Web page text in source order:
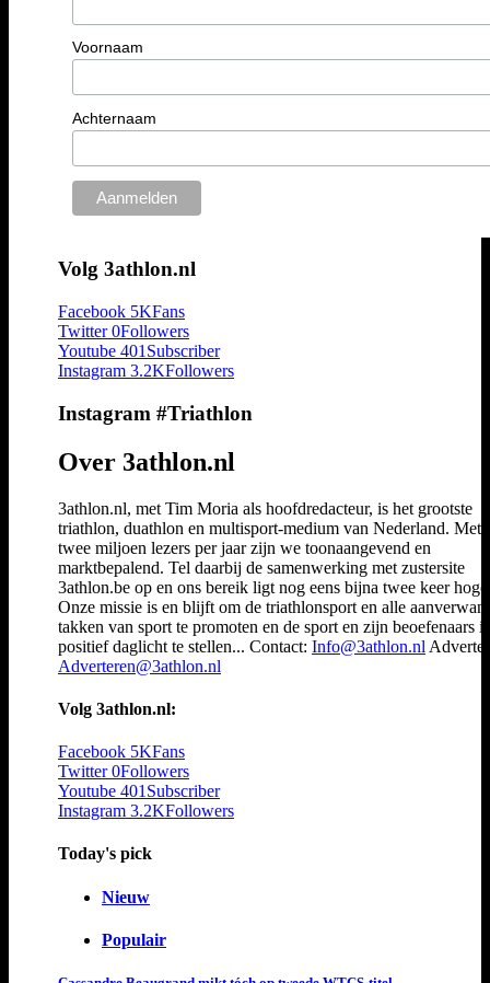
Voornaam
Achternaam
Volg 3athlon.nl
Facebook 5KFans
Twitter 0Followers
Youtube 401 Subscriber
Instagram 3.2KFollowers
Instagram #Triathlon
Over 3athlon.nl
3athlon.nl, met Tim Moria als hoofdredacteur, is het grootste
triathlon, duathlon en multisport-medium van Nederland. Met
twee miljoen lezers per jaar zijn we toonaangevend en
marktbepalend. Tel daarbij de samenwerking met zustersite
3athlon.be op en ons bereik ligt nog eens bijna twee keer
Onze missie is en blijft om de triathlonsport en alle
takken van sport te promoten en de sport en zijn beoefenaars
positief daglicht te stellen... Contact: Info@3athlon.nl
Adverteren@3athlon.nl
Volg 3athlon.nl:
Facebook 5KFans
Twitter 0Followers
Youtube 401 Subscriber
Instagram 3.2KFollowers
Today's pick
Nieuw
Populair